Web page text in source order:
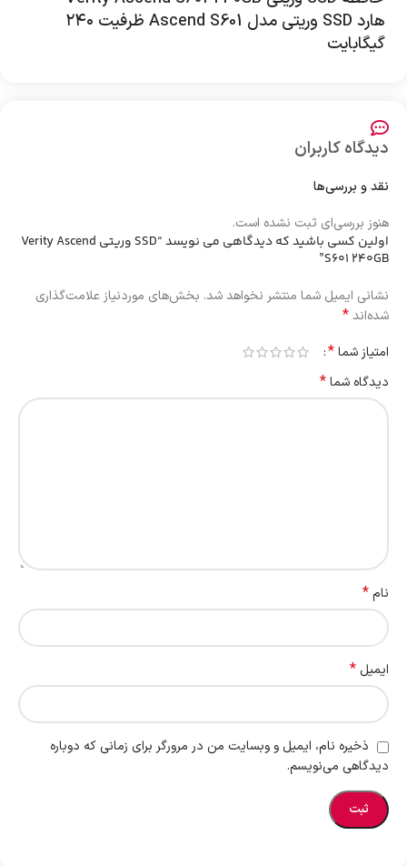
هارد SSD وریتی مدل Ascend S601 ظرفیت ۲۴۰
گیگابایت
دیدگاه کاربران
نقد و بررسی‌ها
هنوز بررسی‌ای ثبت نشده است.
اولین کسی باشید که دیدگاهی می نویسد “SSD وریتی Verity Ascend
S601 240GB”
نشانی ایمیل شما منتشر نخواهد شد. بخش‌های موردنیاز علامت‌گذاری
شده‌اند*
امتیاز شما*
دیدگاه شما*
نام*
ایمیل *
ذخیره نام، ایمیل و وبسایت من در مرورگر برای زمانی که دوباره
دیدگاهی می‌نویسم.